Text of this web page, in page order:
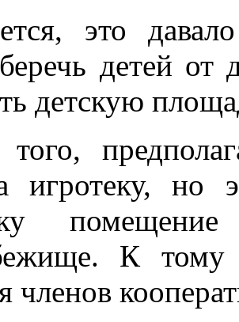
это
детей от
детскую
игротеку, но
К
членов